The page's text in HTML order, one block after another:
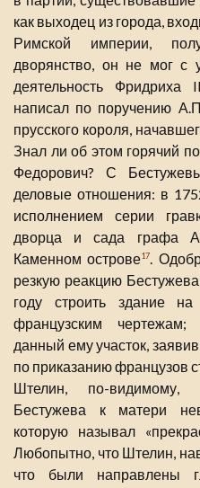
как выходец из города,
Римской империи,
дворянство, он не мог с
деятельность
написал по поручению
прусского короля,
Знал ли об этом горячий
Федорович? С
деловые отношения: в
исполнением серии
дворца и сада графа
Каменном острове17
.
резкую реакцию
году строить здание
французским
данный ему участок,
по приказанию французов
Штелин, по-
Бестужева к матери
которую называл
Любопытно, что Штелин,
что были направлены